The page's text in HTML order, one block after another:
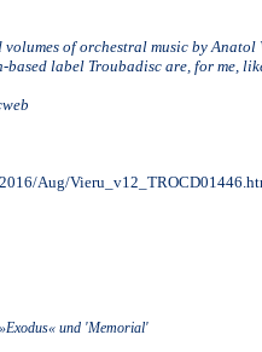
volumes of orchestral music by Anatol
label Troubadisc are, for me,
Aug/
und 'Memorial'